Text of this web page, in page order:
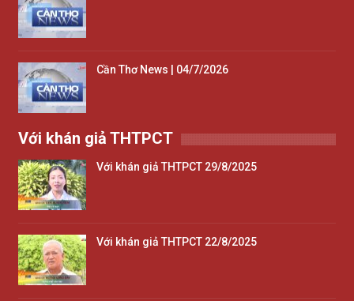
Cần Thơ News | 04/7/2026
Với khán giả THTPCT
Với khán giả THTPCT 29/8/2025
Với khán giả THTPCT 22/8/2025